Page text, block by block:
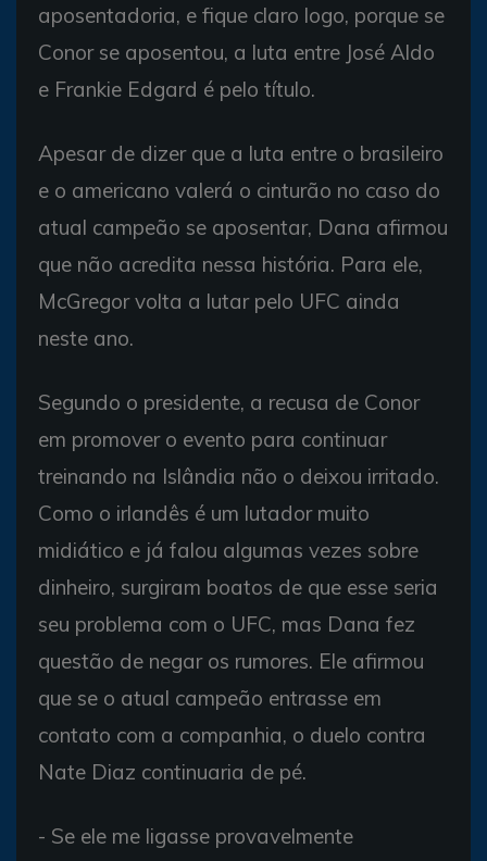
aposentadoria, e fique claro logo, porque se
Conor se aposentou, a luta entre José Aldo
e Frankie Edgard é pelo título.
Apesar de dizer que a luta entre o brasileiro
e o americano valerá o cinturão no caso do
atual campeão se aposentar, Dana afirmou
que não acredita nessa história. Para ele,
McGregor volta a lutar pelo UFC ainda
neste ano.
Segundo o presidente, a recusa de Conor
em promover o evento para continuar
treinando na Islândia não o deixou irritado.
Como o irlandês é um lutador muito
midiático e já falou algumas vezes sobre
dinheiro, surgiram boatos de que esse seria
seu problema com o UFC, mas Dana fez
questão de negar os rumores. Ele afirmou
que se o atual campeão entrasse em
contato com a companhia, o duelo contra
Nate Diaz continuaria de pé.
- Se ele me ligasse provavelmente